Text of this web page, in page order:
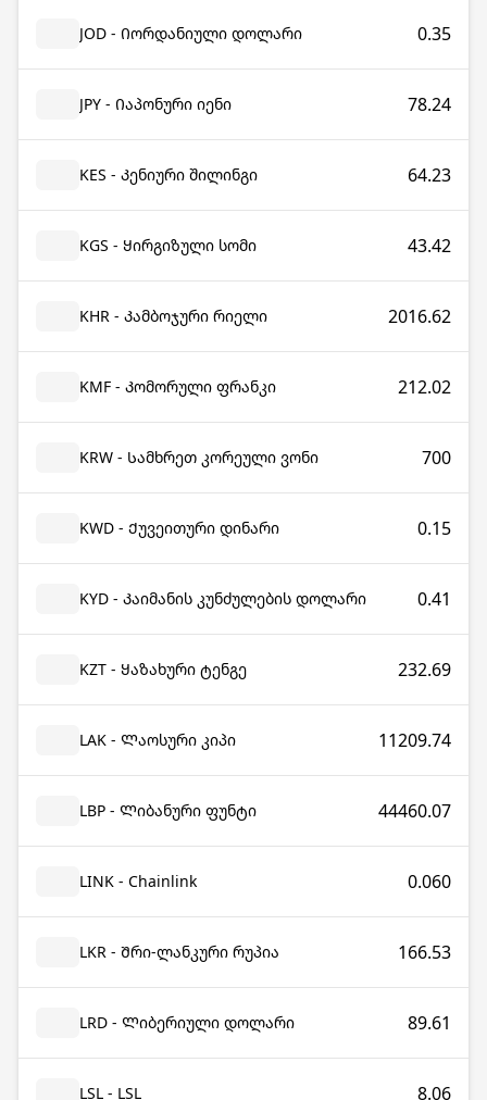
JOD - Იორდანიული დოლარი 0.35
JPY - Იაპონური იენი 78.24
KES - Კენიური შილინგი 64.23
KGS - Ყირგიზული სომი 43.42
KHR - Კამბოჯური რიელი 2016.62
KMF - Კომორული ფრანკი 212.02
KRW - Სამხრეთ კორეული ვონი 700
KWD - Ქუვეითური დინარი 0.15
KYD - Კაიმანის კუნძულების დოლარი 0.41
KZT - Ყაზახური ტენგე 232.69
LAK - Ლაოსური კიპი 11209.74
LBP - Ლიბანური ფუნტი 44460.07
LINK - Chainlink 0.060
LKR - Შრი-ლანკური რუპია 166.53
LRD - Ლიბერიული დოლარი 89.61
LSL - LSL 8.06